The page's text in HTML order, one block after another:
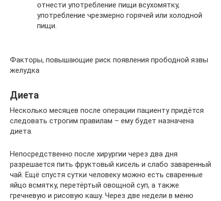
отнести употребление пищи всухомятку,
употребление чрезмерно горячей или холодной
пищи.
Факторы, повышающие риск появления прободной язвы
желудка
Диета
Несколько месяцев после операции пациенту придётся
следовать строгим правилам – ему будет назначена
диета.
Непосредственно после хирургии через два дня
разрешается пить фруктовый кисель и слабо заваренный
чай. Ещё спустя сутки человеку можно есть сваренные
яйцо всмятку, перетёртый овощной суп, а также
гречневую и рисовую кашу. Через две недели в меню